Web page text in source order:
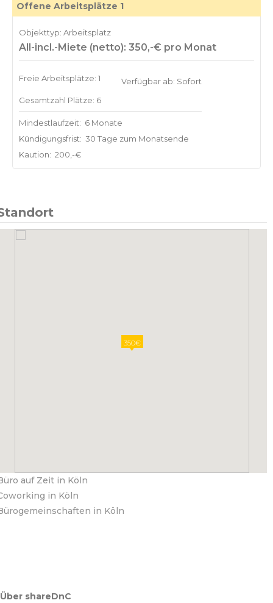
Offene Arbeitsplätze 1
Objekttyp: Arbeitsplatz
All-incl.-Miete (netto): 350,-€ pro Monat
Freie Arbeitsplätze: 1
Gesamtzahl Plätze: 6
Verfügbar ab: Sofort
Mindestlaufzeit: 6 Monate
Kündigungsfrist: 30 Tage zum Monatsende
Kaution: 200,-€
350€
auf Zeit in Köln
in Köln
in Köln
Über shareDnC